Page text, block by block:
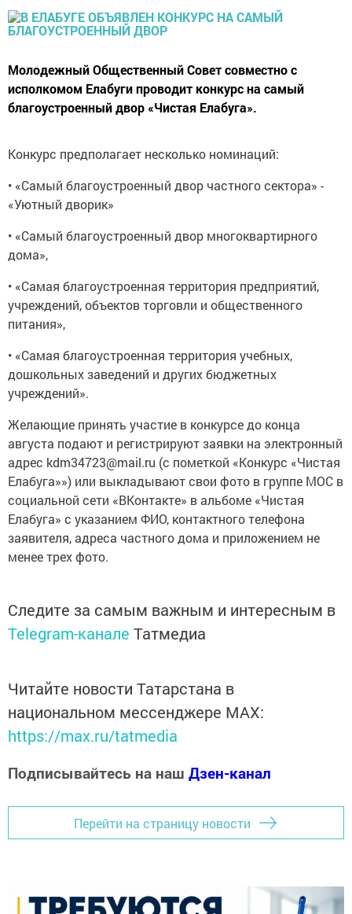
Молодежный Общественный Совет совместно с
исполкомом Елабуги проводит конкурс на самый
благоустроенный двор «Чистая Елабуга».
Конкурс предполагает несколько номинаций:
• «Самый благоустроенный двор частного сектора» -
«Уютный дворик»
• «Самый благоустроенный двор многоквартирного
дома»,
• «Самая благоустроенная территория предприятий,
учреждений, объектов торговли и общественного
питания»,
• «Самая благоустроенная территория учебных,
дошкольных заведений и других бюджетных
учреждений».
Желающие принять участие в конкурсе до конца
августа подают и регистрируют заявки на электронный
адрес kdm34723@mail.ru (с пометкой «Конкурс «Чистая
Елабуга»») или выкладывают свои фото в группе МОС в
социальной сети «ВКонтакте» в альбоме «Чистая
Елабуга» с указанием ФИО, контактного телефона
заявителя, адреса частного дома и приложением не
менее трех фото.
Следите за самым важным и интересным в
Telegram-канале Татмедиа
Читайте новости Татарстана в
национальном мессенджере MАХ:
https://max.ru/tatmedia
Подписывайтесь на наш Дзен-канал
Перейти на страницу новости